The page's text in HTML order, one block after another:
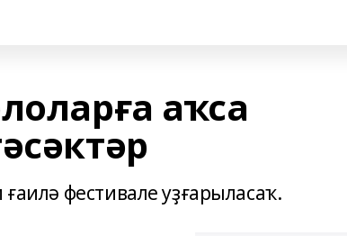
аҡса
фестивале уҙғарыласаҡ.